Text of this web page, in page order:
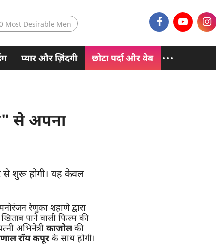
Most Desirable Men
प्यार और ज़िंदगी छोटा पर्दा और वेब
से अपना
से शुरू होगी। यह केवल
रेणुका शहाणे द्वारा
पाने वाली फिल्म की
अभिनेत्री काजोलकी
रॉय कपूरके साथ होगी।